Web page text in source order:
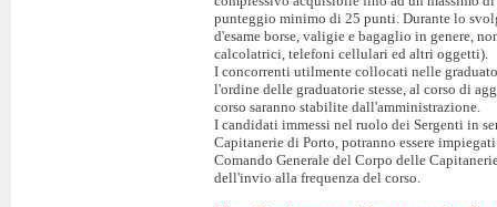
punteggio minimo di 25 punti. Durante lo
d'esame borse, valigie e bagaglio in genere,
calcolatrici, telefoni cellulari ed altri oggetti).
I concorrenti utilmente collocati nelle
l'ordine delle graduatorie stesse, al corso di
corso saranno stabilite dall'amministrazione.
I candidati immessi nel ruolo dei Sergenti in
Capitanerie di Porto, potranno essere
Comando Generale del Corpo delle
dell'invio alla frequenza del corso.